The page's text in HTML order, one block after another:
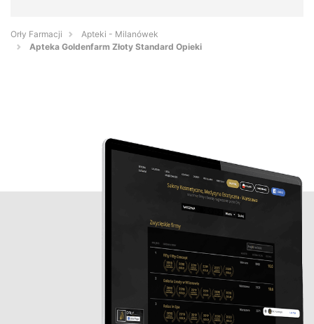
Orły Farmacji
Apteki - Milanówek
Apteka Goldenfarm Złoty Standard Opieki